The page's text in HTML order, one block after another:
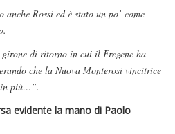
Rossi ed è stato un po’ come
girone di ritorno in cui il Fregene ha
che la Nuova Monterosi vincitrice
in più…”.
evidente la mano di Paolo